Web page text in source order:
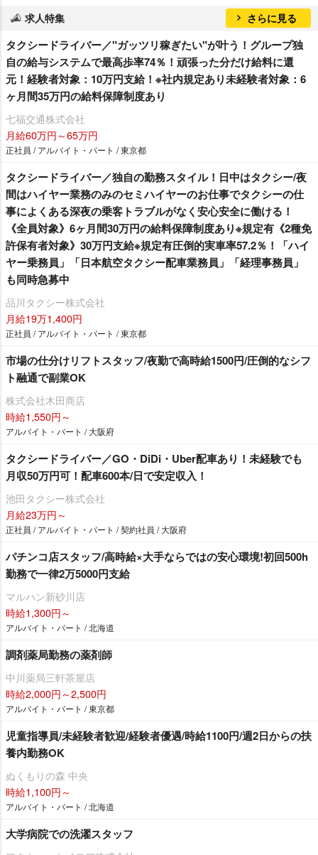
求人特集 さらに見る
タクシードライバー／"ガッツリ稼ぎたい"が叶う！グループ独
自の給与システムで最高歩率74％！頑張った分だけ給料に還
元！経験者対象：10万円支給！※社内規定あり未経験者対象：6
ヶ月間35万円の給料保障制度あり
七福交通株式会社
月給60万円～65万円
正社員 / アルバイト・パート / 東京都
タクシードライバー／独自の勤務スタイル！日中はタクシー/夜
間はハイヤー業務のみのセミハイヤーのお仕事でタクシーの仕
事によくある深夜の乗客トラブルがなく安心安全に働ける！
《全員対象》6ヶ月間30万円の給料保障制度あり※規定有《2種免
許保有者対象》30万円支給※規定有圧倒的実車率57.2％！「ハイ
ヤー乗務員」「日本航空タクシー配車業務員」「経理事務員」
も同時急募中
品川タクシー株式会社
月給19万1,400円
正社員 / アルバイト・パート / 東京都
市場の仕分けリフトスタッフ/夜勤で高時給1500円/圧倒的なシフ
ト融通で副業OK
株式会社木田商店
時給1,550円～
アルバイト・パート / 大阪府
タクシードライバー／GO・DiDi・Uber配車あり！未経験でも
月収50万円可！配車600本/日で安定収入！
池田タクシー株式会社
月給23万円～
正社員 / アルバイト・パート / 契約社員 / 大阪府
パチンコ店スタッフ/高時給×大手ならではの安心環境!初回500h
勤務で一律2万5000円支給
マルハン新砂川店
時給1,300円～
アルバイト・パート / 北海道
調剤薬局勤務の薬剤師
中川薬局三軒茶屋店
時給2,000円～2,500円
アルバイト・パート / 東京都
児童指導員/未経験者歓迎/経験者優遇/時給1100円/週2日からの扶
養内勤務OK
ぬくもりの森 中央
時給1,100円～
アルバイト・パート / 北海道
大学病院での洗濯スタッフ